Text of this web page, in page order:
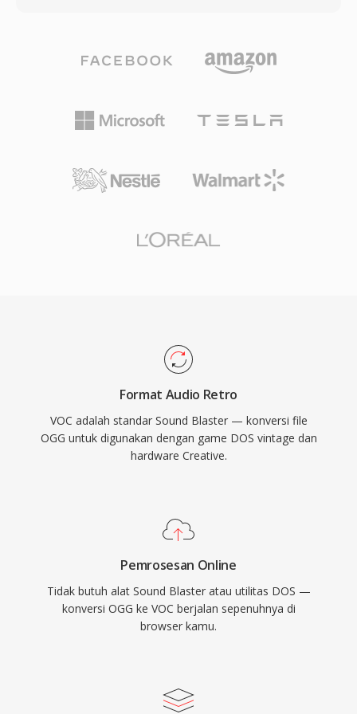
Vorbis selama bertahun-tahun sebagai codec
streaming utamanya karena alasan ini. Format
bitrate rendah dengan lebih baik dibanding
tetap populer dalam video game di mana
penyimpanan terbatas dan ribuan efek suara
dan Android semuanya menyediakan decoding
bit, ADPCM Creative 4-bit dan 2,6-bit, PCM
law dan mu-law. Struktur blok ini juga
mendukung interval keheningan, loop
pengembang game kontrol yang detail atas
kartu Sound Blaster dapat memutar data VOC
Sierra, dan LucasArts. Dengan munculnya
Windows dan format WAV, VOC secara
bertahap keluar dari penggunaan mainstream,
namun tetap penting untuk pelestarian game
retro dan bagi siapa pun yang bekerja dengan
Format Audio Retro
VOC adalah standar Sound Blaster — konversi file
OGG untuk digunakan dengan game DOS vintage dan
hardware Creative.
Pemrosesan Online
Tidak butuh alat Sound Blaster atau utilitas DOS —
konversi OGG ke VOC berjalan sepenuhnya di
browser kamu.